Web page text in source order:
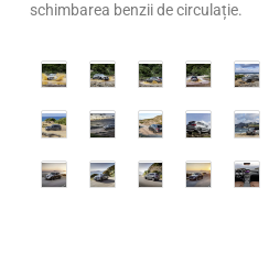
schimbarea benzii de circulație.